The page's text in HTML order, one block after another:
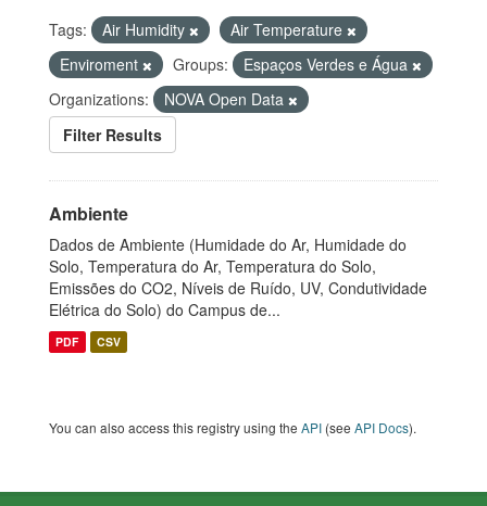
Tags: Air Humidity
Air Temperature
Enviroment
Groups:
Espaços Verdes e Água
Organizations:
NOVA Open Data
Filter Results
Ambiente
Dados de Ambiente (Humidade do Ar, Humidade do
Solo, Temperatura do Ar, Temperatura do Solo,
Emissões do CO2, Níveis de Ruído, UV, Condutividade
Elétrica do Solo) do Campus de...
PDF CSV
You can also access this registry using the API (see API Docs).